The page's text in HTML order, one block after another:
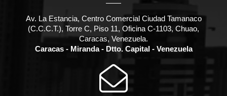
Av. La Estancia, Centro Comercial Ciudad Tamanaco
(C.C.C.T.), Torre C, Piso 11, Oficina C-1103, Chuao,
Caracas, Venezuela.
Caracas - Miranda - Dtto. Capital - Venezuela